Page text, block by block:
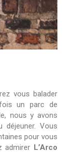
vous balader
un parc de
nous y avons
déjeuner. Vous
pour vous
admirer L’Arco